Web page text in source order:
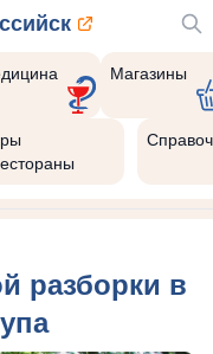
Магазины
разборки в